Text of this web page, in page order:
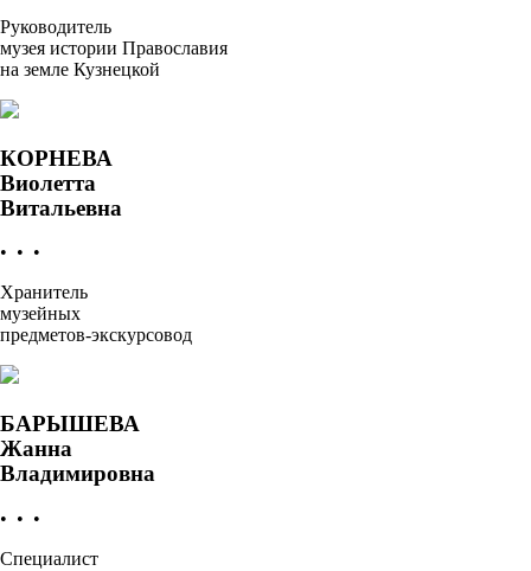
Руководитель
музея истории Православия
на земле Кузнецкой
КОРНЕВА
Виолетта
Витальевна
• • •
Хранитель
музейных
предметов-экскурсовод
БАРЫШЕВА
Жанна
Владимировна
• • •
Специалист